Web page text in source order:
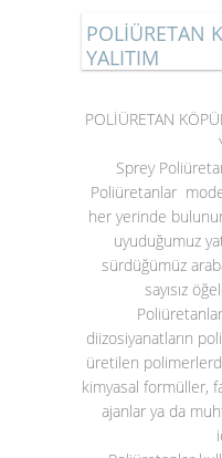
POLİÜRETAN
YALITIM
POLİÜRETAN
Sprey
Poliüretanlar
her yerinde
uyuduğumuz
sürdüğümüz
sayısız
diizosiyanatların
üretilen
kimyasal formüller,
ajanlar ya da